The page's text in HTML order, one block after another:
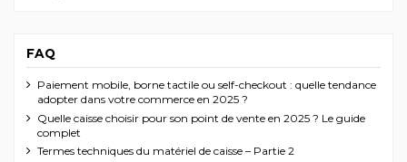
FAQ
Paiement mobile, borne tactile ou self-checkout : quelle tendance
adopter dans votre commerce en 2025 ?
Quelle caisse choisir pour son point de vente en 2025 ? Le guide
complet
Termes techniques du matériel de caisse – Partie 2